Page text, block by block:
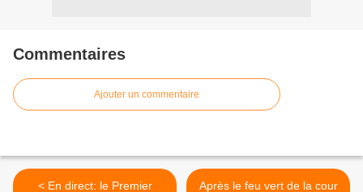
Commentaires
Ajouter un commentaire
< En direct: le Premier
Après le feu vert de la cour